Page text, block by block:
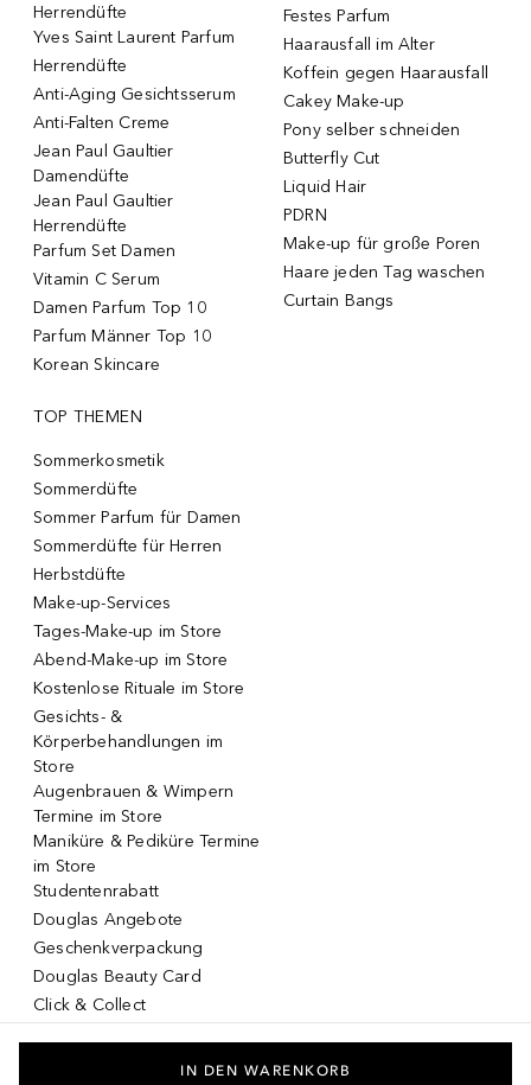
Herrendüfte
Yves Saint Laurent Parfum
Herrendüfte
Anti-Aging Gesichtsserum
Anti-Falten Creme
Jean Paul Gaultier
Damendüfte
Jean Paul Gaultier
Herrendüfte
Parfum Set Damen
Vitamin C Serum
Damen Parfum Top 10
Parfum Männer Top 10
Korean Skincare
Festes Parfum
Haarausfall im Alter
Koffein gegen Haarausfall
Cakey Make-up
Pony selber schneiden
Butterfly Cut
Liquid Hair
PDRN
Make-up für große Poren
Haare jeden Tag waschen
Curtain Bangs
TOP THEMEN
Sommerkosmetik
Sommerdüfte
Sommer Parfum für Damen
Sommerdüfte für Herren
Herbstdüfte
Make-up-Services
Tages-Make-up im Store
Abend-Make-up im Store
Kostenlose Rituale im Store
Gesichts- &
Körperbehandlungen im
Store
Augenbrauen & Wimpern
Termine im Store
Maniküre & Pediküre Termine
im Store
Studentenrabatt
Douglas Angebote
Geschenkverpackung
Douglas Beauty Card
Click & Collect
IN DEN WARENKORB